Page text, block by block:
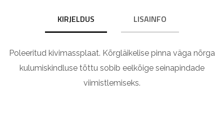
KIRJELDUS LISAINFO
Poleeritud kivimassplaat. Kõrgläikelise pinna väga nõrga
kulumiskindluse tõttu sobib eelkõige seinapindade
viimistlemiseks.